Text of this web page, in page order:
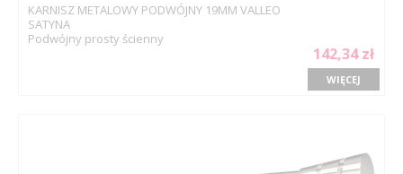
KARNISZ METALOWY PODWÓJNY 19MM VALLEO
SATYNA
Podwójny prosty ścienny
142,34 zł
WIĘCEJ